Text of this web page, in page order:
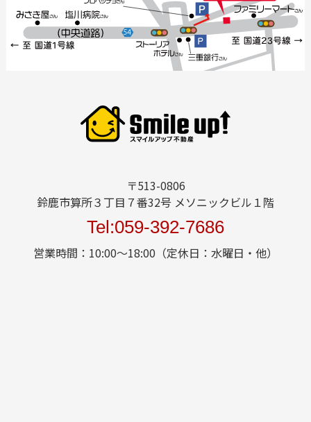
〒513-0806
鈴鹿市算所３丁目７番32号 メソニックビル１階
Tel:059-392-7686
営業時間：10:00～18:00（定休日：水曜日・他）